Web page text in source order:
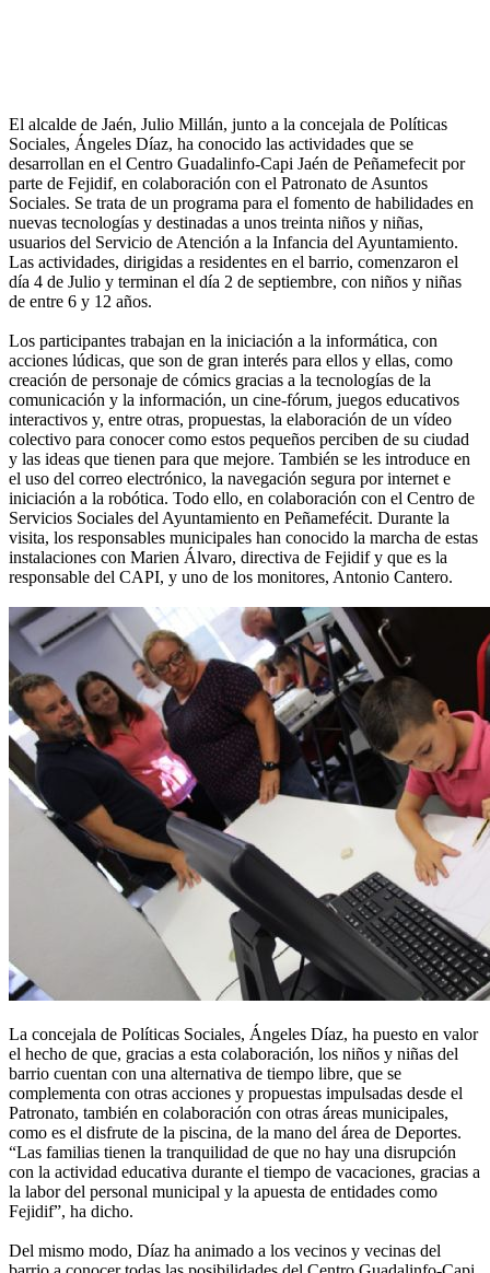
El alcalde de Jaén, Julio Millán, junto a la concejala de Políticas
Sociales, Ángeles Díaz, ha conocido las actividades que se
desarrollan en el Centro Guadalinfo-Capi Jaén de Peñamefecit por
parte de Fejidif, en colaboración con el Patronato de Asuntos
Sociales. Se trata de un programa para el fomento de habilidades en
nuevas tecnologías y destinadas a unos treinta niños y niñas,
usuarios del Servicio de Atención a la Infancia del Ayuntamiento.
Las actividades, dirigidas a residentes en el barrio, comenzaron el
día 4 de Julio y terminan el día 2 de septiembre, con niños y niñas
de entre 6 y 12 años.
Los participantes trabajan en la iniciación a la informática, con
acciones lúdicas, que son de gran interés para ellos y ellas, como
creación de personaje de cómics gracias a la tecnologías de la
comunicación y la información, un cine-fórum, juegos educativos
interactivos y, entre otras, propuestas, la elaboración de un vídeo
colectivo para conocer como estos pequeños perciben de su ciudad
y las ideas que tienen para que mejore. También se les introduce en
el uso del correo electrónico, la navegación segura por internet e
iniciación a la robótica. Todo ello, en colaboración con el Centro de
Servicios Sociales del Ayuntamiento en Peñamefécit. Durante la
visita, los responsables municipales han conocido la marcha de estas
instalaciones con Marien Álvaro, directiva de Fejidif y que es la
responsable del CAPI, y uno de los monitores, Antonio Cantero.
La concejala de Políticas Sociales, Ángeles Díaz, ha puesto en valor
el hecho de que, gracias a esta colaboración, los niños y niñas del
barrio cuentan con una alternativa de tiempo libre, que se
complementa con otras acciones y propuestas impulsadas desde el
Patronato, también en colaboración con otras áreas municipales,
como es el disfrute de la piscina, de la mano del área de Deportes.
“Las familias tienen la tranquilidad de que no hay una disrupción
con la actividad educativa durante el tiempo de vacaciones, gracias a
la labor del personal municipal y la apuesta de entidades como
Fejidif”, ha dicho.
Del mismo modo, Díaz ha animado a los vecinos y vecinas del